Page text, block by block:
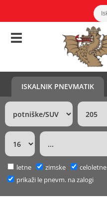
ISKALNIK PNEVMATIK
letne zimske
celoletne
prikaži le pnevm. na zalogi